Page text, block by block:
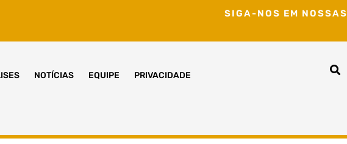
SIGA-NOS EM
NOTÍCIAS EQUIPE PRIVACIDADE